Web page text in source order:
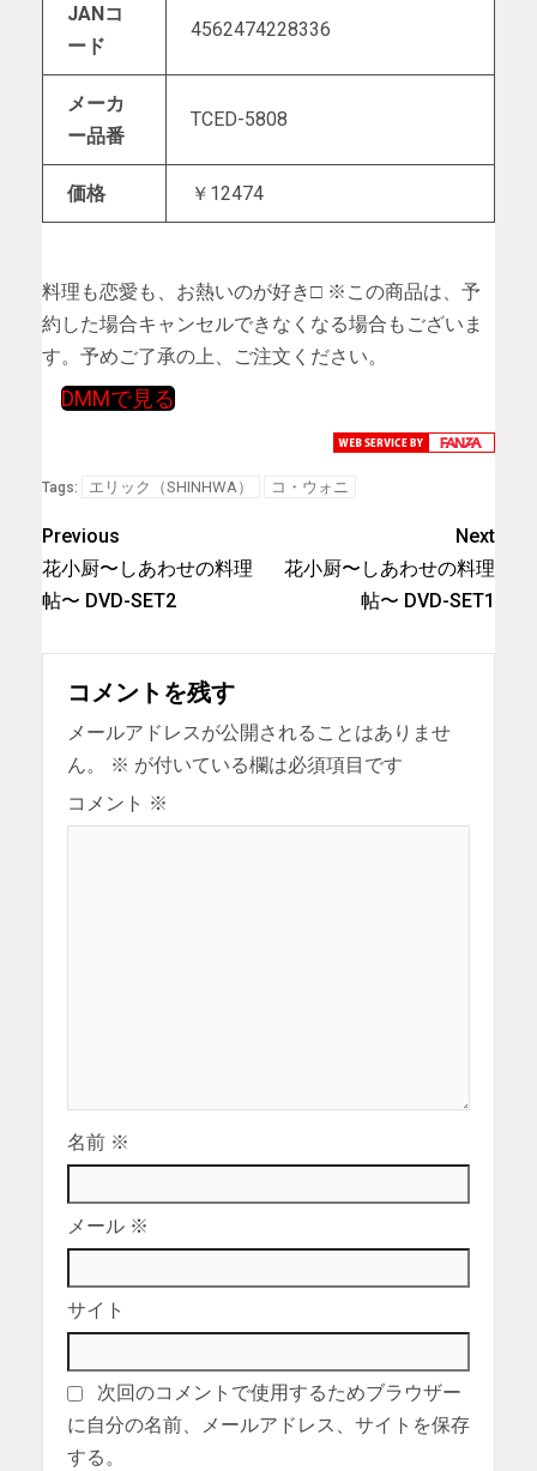
JANコ
ード
4562474228336
メーカ
ー品番
TCED-5808
価格 ￥12474
料理も恋愛も、お熱いのが好き□ ※この商品は、予
約した場合キャンセルできなくなる場合もございま
す。予めご了承の上、ご注文ください。
DMMで見る
Tags: エリック（SHINHWA） コ・ウォニ
Previous
花小厨〜しあわせの料理
帖〜 DVD-SET2
Next
花小厨〜しあわせの料理
帖〜 DVD-SET1
コメントを残す
メールアドレスが公開されることはありませ
ん。
※ が付いている欄は必須項目です
コメント ※
名前 ※
メール ※
サイト
次回のコメントで使用するためブラウザー
に自分の名前、メールアドレス、サイトを保存
する。